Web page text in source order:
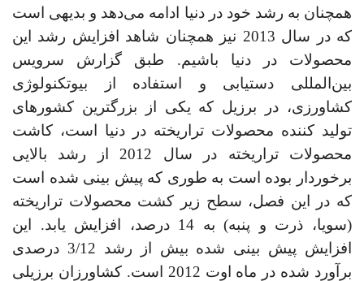
همچنان به رشد خود در دنیا ادامه می‌دهد و بدیهی است
که در سال 2013 نیز همچنان شاهد افزایش رشد این
محصولات در دنیا باشیم. طبق گزارش سرویس
بین‌المللی دستیابی و استفاده از بیوتکنولوژی
کشاورزی، در برزیل که یکی از بزرگترین کشورهای
تولید کننده محصولات تراریخته در دنیا است، کاشت
محصولات تراریخته در سال 2012 از رشد بالایی
برخوردار بوده است به طوری که پیش بینی شده است
که در این فصل، سطح زیر کشت محصولات تراریخته
(سویا، ذرت و پنبه) به 14 درصد، افزایش یابد. این
افزایش پیش بینی شده بیش از رشد 3/12 درصدی
برآورد شده در ماه اوت 2012 است. کشاورزان برزیلی